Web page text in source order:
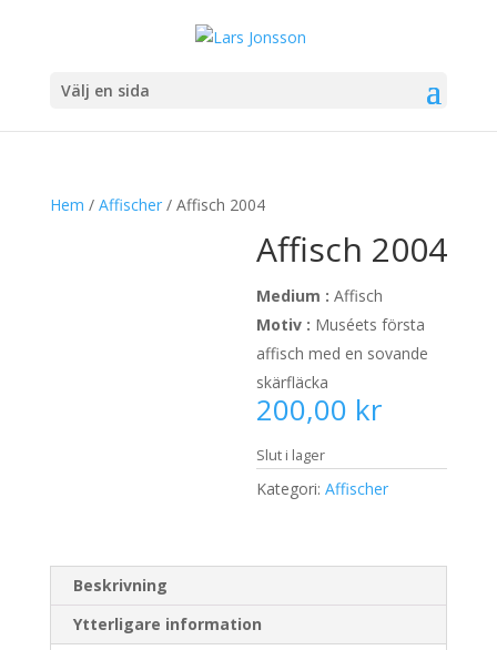
Välj en sida
Hem / Affischer/ Affisch 2004
Affisch 2004
Medium :Affisch
Motiv : Muséets första
affisch med en sovande
skärfläcka
200,00 kr
Slut i lager
Kategori:Affischer
Beskrivning
Ytterligare information